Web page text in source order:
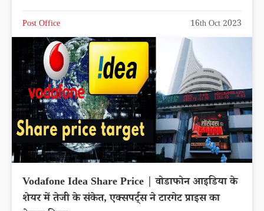
Post Office 16th Oct 2023
Vodafone Idea Share Price | वोडाफोन आइडिया के
शेयर में तेजी के संकेत, एक्सपर्ट्स ने टारगेट प्राइस का